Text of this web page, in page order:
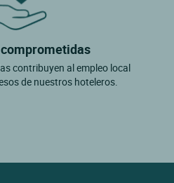
contribuyen al empleo local
de nuestros hoteleros.